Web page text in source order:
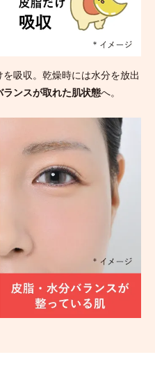
吸収。乾燥時には水分を放出
ンスが取れた肌状態へ。